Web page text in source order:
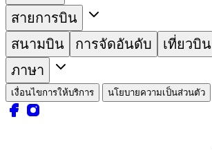
สายการบิน
สนามบิน
การจัดอันดับ
เที่ยวบิน
ภาษา
เงื่อนไขการให้บริการ นโยบายความเป็นส่วนตัว